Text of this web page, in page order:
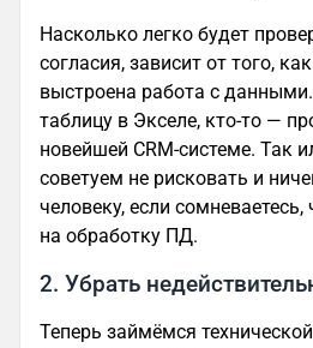
Насколько легко будет
согласия, зависит от того,
выстроена работа с
таблицу в Экселе, кто-то —
новейшей CRM-системе. Так
советуем не рисковать и
человеку, если
на обработку ПД.
2. Убрать
Теперь займёмся